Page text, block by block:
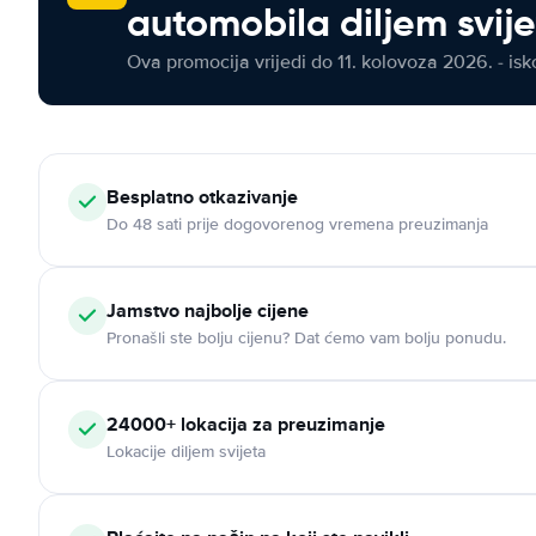
automobila diljem
Ova promocija vrijedi do 11. kolovoza 2026. -
Besplatno otkazivanje
Do 48 sati prije dogovorenog vremena preuzimanja
Jamstvo najbolje cijene
Pronašli ste bolju cijenu? Dat ćemo vam bolju ponudu.
24000+ lokacija za preuzimanje
Lokacije diljem svijeta